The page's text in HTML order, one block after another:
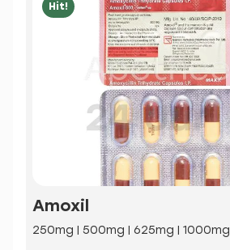
Hit!
Amoxil
250mg | 500mg | 625mg | 1000mg